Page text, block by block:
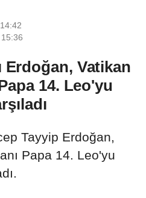
Erdoğan, Vatikan
14. Leo'yu
Tayyip Erdoğan,
Papa 14. Leo'yu